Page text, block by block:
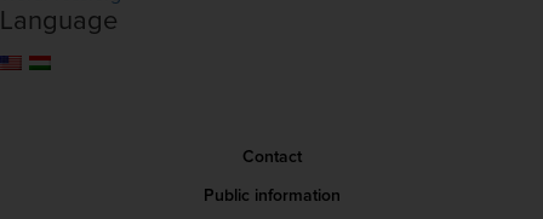
Language
Contact
Public information